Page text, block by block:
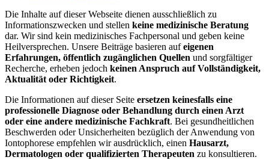
Die Inhalte auf dieser Webseite dienen ausschließlich zu
Informationszwecken und stellen keine medizinische Beratung
dar. Wir sind kein medizinisches Fachpersonal und geben keine
Heilversprechen. Unsere Beiträge basieren aufeigenen
Erfahrungen, öffentlich zugänglichen Quellen und sorgfältiger
Recherche, erheben jedoch keinen Anspruch auf Vollständigkeit,
Aktualität oder Richtigkeit.
Die Informationen auf dieser Seite ersetzen keinesfalls eine
professionelle Diagnose oder Behandlung durch einen Arzt
oder eine andere medizinische Fachkraft. Bei gesundheitlichen
Beschwerden oder Unsicherheiten bezüglich der Anwendung von
Iontophorese empfehlen wir ausdrücklich, einen Hausarzt,
Dermatologen oder qualifizierten Therapeuten zu konsultieren.